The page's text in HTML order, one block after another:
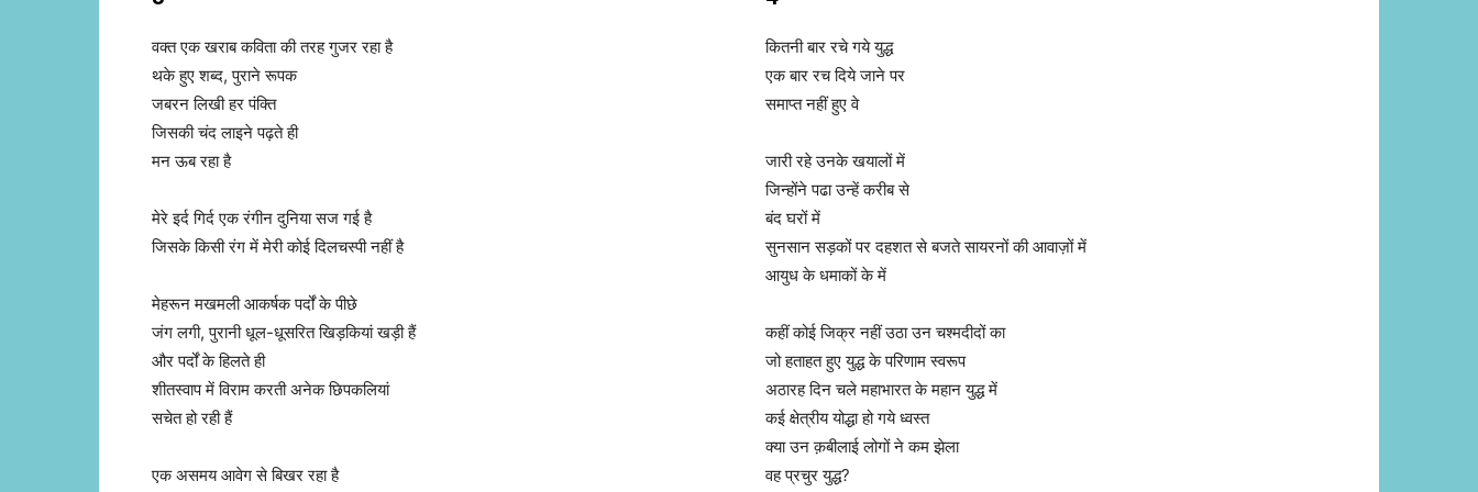
वक्त एक खराब कविता की तरह गुजर रहा है
थके हुए शब्द, पुराने रूपक
जबरन लिखी हर पंक्ति
जिसकी चंद लाइने पढ़ते ही
मन ऊब रहा है
मेरे इर्द गिर्द एक रंगीन दुनिया सज गई है
जिसके किसी रंग में मेरी कोई दिलचस्पी नहीं है
मेहरून मखमली आकर्षक पर्दों के पीछे
जंग लगी, पुरानी धूल-धूसरित खिड़कियां खड़ी हैं
और पर्दों के हिलते ही
शीतस्वाप में विराम करती अनेक छिपकलियां
सचेत हो रही हैं
एक असमय आवेग से बिखर रहा है
कितनी बार रचे गये युद्ध
एक बार रच दिये जाने पर
समाप्त नहीं हुए वे
जारी रहे उनके खयालों में
जिन्होंने पढा उन्हें करीब से
बंद घरों में
सुनसान सड़कों पर दहशत से बजते सायरनों की आवाज़ों में
आयुध के धमाकों के में
कहीं कोई जिक्र नहीं उठा उन चश्मदीदों का
जो हताहत हुए युद्ध के परिणाम स्वरूप
अठारह दिन चले महाभारत के महान युद्ध में
कई क्षेत्रीय योद्धा हो गये ध्वस्त
क्या उन क़बीलाई लोगों ने कम झेला
वह प्रचुर युद्ध?